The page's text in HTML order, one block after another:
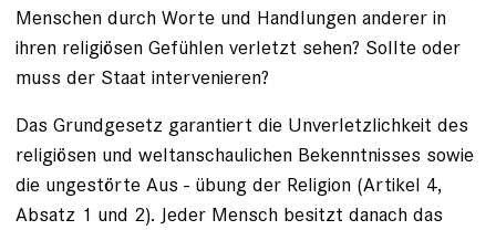
Menschen durch Worte und Handlungen anderer in
ihren religiösen Gefühlen verletzt sehen? Sollte oder
muss der Staat intervenieren?
Das Grundgesetz garantiert die Unverletzlichkeit des
religiösen und weltanschaulichen Bekenntnisses sowie
die ungestörte Aus - übung der Religion (Artikel 4,
Absatz 1 und 2). Jeder Mensch besitzt danach das